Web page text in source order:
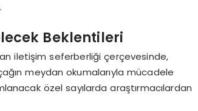
Beklentileri
iletişim seferberliği çerçevesinde,
meydan okumalarıyla mücadele
özel sayılarda araştırmacılardan